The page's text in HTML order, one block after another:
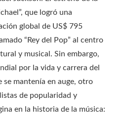
que logró una
global de US$ 795
“Rey del Pop” al centro
y musical. Sin embargo,
por la vida y carrera del
se mantenía en auge, otro
de popularidad y
en la historia de la música: